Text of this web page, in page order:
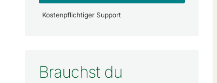
Kostenpflichtiger Support
Brauchst du